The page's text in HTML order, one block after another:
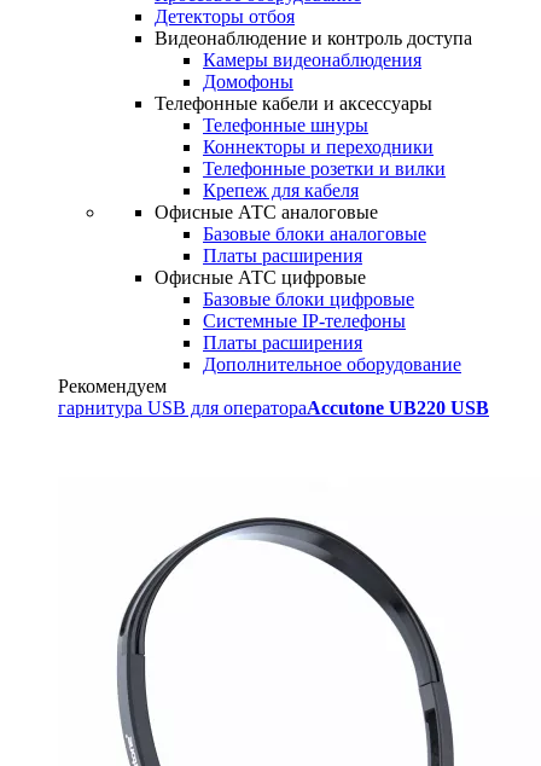
Детекторы отбоя
Видеонаблюдение и контроль доступа
Камеры видеонаблюдения
Домофоны
Телефонные кабели и аксессуары
Телефонные шнуры
Коннекторы и переходники
Телефонные розетки и вилки
Крепеж для кабеля
Офисные АТС аналоговые
Базовые блоки аналоговые
Платы расширения
Офисные АТС цифровые
Базовые блоки цифровые
Системные IP-телефоны
Платы расширения
Дополнительное оборудование
Рекомендуем
гарнитура USB для оператораAccutone UB220 USB